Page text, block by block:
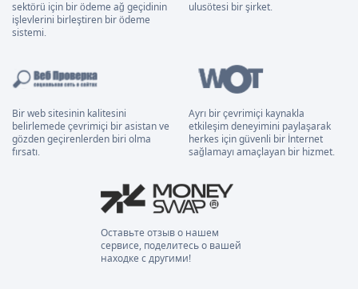
sektörü için bir ödeme ağ geçidinin
işlevlerini birleştiren bir ödeme
sistemi.
ulusötesi bir şirket.
Bir web sitesinin kalitesini
belirlemede çevrimiçi bir asistan ve
gözden geçirenlerden biri olma
fırsatı.
Ayrı bir çevrimiçi kaynakla
etkileşim deneyimini paylaşarak
herkes için güvenli bir İnternet
sağlamayı amaçlayan bir hizmet.
Оставьте отзыв о нашем
сервисе, поделитесь о вашей
находке с другими!